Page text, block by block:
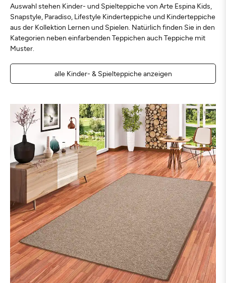
Auswahl stehen Kinder- und Spielteppiche von Arte Espina Kids,
Snapstyle, Paradiso, Lifestyle Kinderteppiche und Kinderteppiche
aus der Kollektion Lernen und Spielen. Natürlich finden Sie in den
Kategorien neben einfarbenden Teppichen auch Teppiche mit
Muster.
alle Kinder- & Spielteppiche anzeigen